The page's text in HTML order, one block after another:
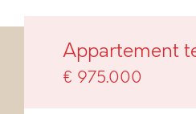
Appartement
€ 975.000
Blank'O met
Blankenberge